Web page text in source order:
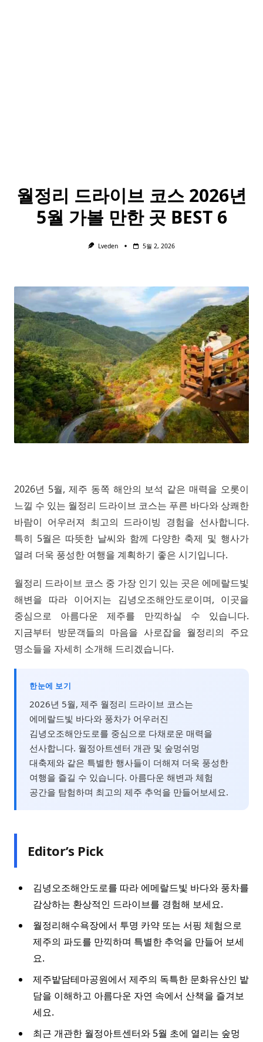
월정리 드라이브 코스 2026년
5월 가볼 만한 곳 BEST 6
Lveden 5월 2, 2026
2026년 5월, 제주 동쪽 해안의 보석 같은 매력을 오롯이
느낄 수 있는 월정리 드라이브 코스는 푸른 바다와 상쾌한
바람이 어우러져 최고의 드라이빙 경험을 선사합니다.
특히 5월은 따뜻한 날씨와 함께 다양한 축제 및 행사가
열려 더욱 풍성한 여행을 계획하기 좋은 시기입니다.
월정리 드라이브 코스 중 가장 인기 있는 곳은 에메랄드빛
해변을 따라 이어지는 김녕오조해안도로이며, 이곳을
중심으로 아름다운 제주를 만끽하실 수 있습니다.
지금부터 방문객들의 마음을 사로잡을 월정리의 주요
명소들을 자세히 소개해 드리겠습니다.
한눈에 보기
2026년 5월, 제주 월정리 드라이브 코스는
에메랄드빛 바다와 풍차가 어우러진
김녕오조해안도로를 중심으로 다채로운 매력을
선사합니다. 월정아트센터 개관 및 숲멍쉬멍
대축제와 같은 특별한 행사들이 더해져 더욱 풍성한
여행을 즐길 수 있습니다. 아름다운 해변과 체험
공간을 탐험하며 최고의 제주 추억을 만들어보세요.
Editor’s Pick
김녕오조해안도로를 따라 에메랄드빛 바다와 풍차를
감상하는 환상적인 드라이브를 경험해 보세요.
월정리해수욕장에서 투명 카약 또는 서핑 체험으로
제주의 파도를 만끽하며 특별한 추억을 만들어 보세
요.
제주밭담테마공원에서 제주의 독특한 문화유산인 밭
담을 이해하고 아름다운 자연 속에서 산책을 즐겨보
세요.
최근 개관한 월정아트센터와 5월 초에 열리는 숲멍